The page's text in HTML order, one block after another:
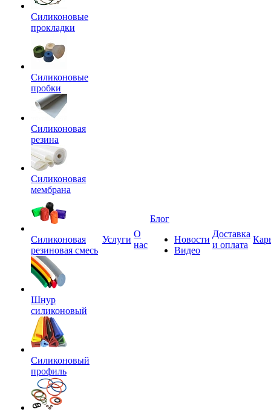
Силиконовые
прокладки
Силиконовые
пробки
Силиконовая
резина
Силиконовая
мембрана
Силиконовая
резиновая смесь
Шнур
силиконовый
Силиконовый
профиль
Услуги
О
нас
Блог
Новости
Видео
Доставка
и оплата